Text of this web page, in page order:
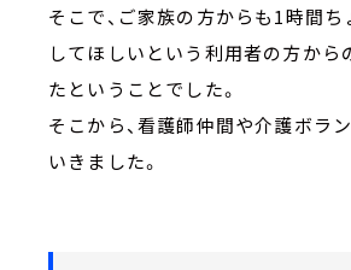
そこで、ご家族の方からも1時間
してほしいという利用者の方か
たということでした。
そこから、看護師仲間や介護ボラ
いきました。